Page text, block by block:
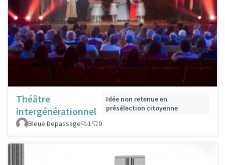
Théâtre
intergénérationnel
Idée non retenue en
présélection citoyenne
Bleue Depassage
1 0